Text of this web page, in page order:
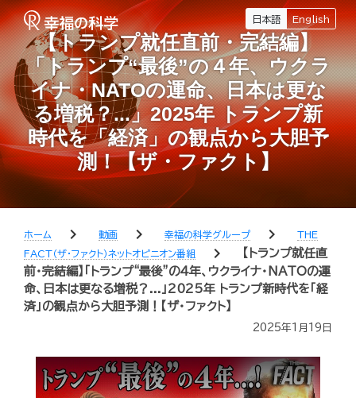
日本語 English
【トランプ就任直前・完結編】
「トランプ“最後”の４年、ウクラ
イナ・NATOの運命、日本は更な
る増税？...」2025年 トランプ新
時代を「経済」の観点から大胆予
測！【ザ・ファクト】
ホーム chevron_right 動画 chevron_right 幸福の科学グループ chevron_right
THE
FACT（ザ・ファクト）ネットオピニオン番組
chevron_right
【トランプ就任直
前・完結編】「トランプ“最後”の４年、ウクライナ・NATOの運
命、日本は更なる増税？...」2025年 トランプ新時代を「経
済」の観点から大胆予測！【ザ・ファクト】
2025年1月19日